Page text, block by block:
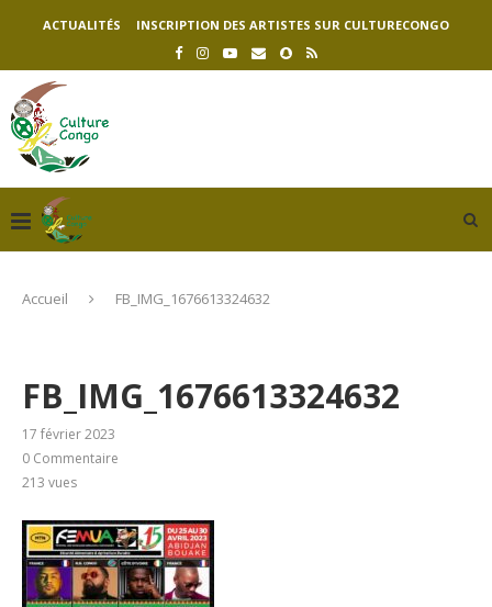
ACTUALITÉS INSCRIPTION DES ARTISTES SUR CULTURECONGO
Accueil FB_IMG_1676613324632
FB_IMG_1676613324632
17 février 2023
0 Commentaire
213 vues